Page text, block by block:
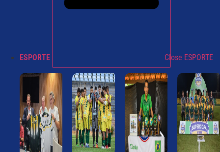
ESPORTE Close ESPORTE